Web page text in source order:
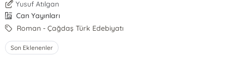
Yusuf Atılgan
Can Yayınları
Roman - Çağdaş Türk Edebiyatı
Son Eklenenler